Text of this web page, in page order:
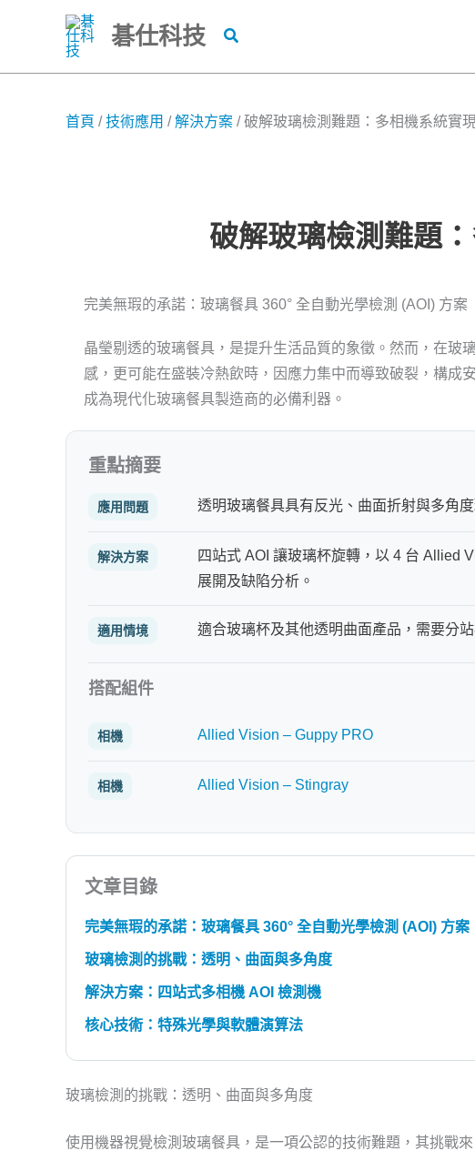
碁仕科技
搜
首頁 /技術應用 /解決方案 /破解玻璃檢測難題：多相機系統實
破解玻璃檢測難題
完美無瑕的承諾：玻璃餐具 360° 全自動光學檢測 (AOI) 方案
晶瑩剔透的玻璃餐具，是提升生活品質的象徵。然而，在玻
感，更可能在盛裝冷熱飲時，因應力集中而導致破裂，構成
成為現代化玻璃餐具製造商的必備利器。
重點摘要
應用問題 透明玻璃餐具具有反光、曲面折射與多角
解決方案
四站式 AOI 讓玻璃杯旋轉，以 4 台 Allied
展開及缺陷分析。
適用情境 適合玻璃杯及其他透明曲面產品，需要分
搭配組件
相機 Allied Vision – Guppy PRO
相機 Allied Vision – Stingray
文章目錄
完美無瑕的承諾：玻璃餐具 360° 全自動光學檢測 (AOI) 方案
玻璃檢測的挑戰：透明、曲面與多角度
解決方案：四站式多相機 AOI 檢測機
核心技術：特殊光學與軟體演算法
玻璃檢測的挑戰：透明、曲面與多角度
使用機器視覺檢測玻璃餐具，是一項公認的技術難題，其挑戰來